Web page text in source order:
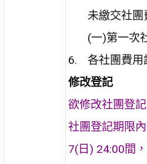
未繳交社
(一)第一次
各社團費用
修改登記
欲修改社團登
社團登記期限
7(日) 24:00間